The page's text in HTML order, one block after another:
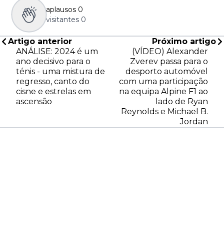
aplausos 0
visitantes 0
Artigo anterior
ANÁLISE: 2024 é um
ano decisivo para o
ténis - uma mistura de
regresso, canto do
cisne e estrelas em
ascensão
Próximo artigo
(VÍDEO) Alexander
Zverev passa para o
desporto automóvel
com uma participação
na equipa Alpine F1 ao
lado de Ryan
Reynolds e Michael B.
Jordan